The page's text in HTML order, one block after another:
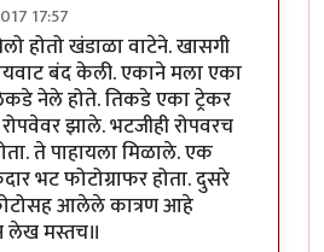
17:57
होतो खंडाळा वाटेने. खासगी
बंद केली. एकाने मला एका
नेले होते. तिकडे एका ट्रेकर
झाले. भटजीही रोपवरच
ते पाहायला मिळाले. एक
भट फोटोग्राफर होता. दुसरे
आलेले कात्रण आहे
लेख मस्तच॥